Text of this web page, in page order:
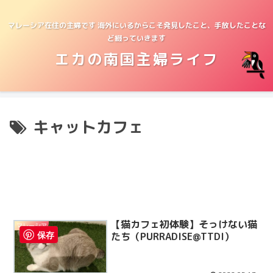
マレーシア在住の主婦です 海外にいるからこそ発見したこと、手放したことな
ど綴っていきます
エカの南国主婦ライフ
キャットカフェ
マレーシア
【猫カフェ初体験】そっけない猫
たち（PURRADISE@TTDI）
保存